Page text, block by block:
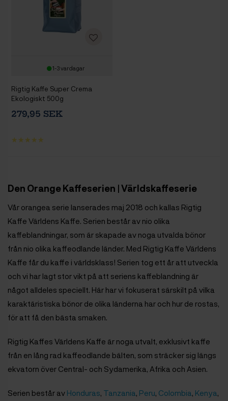
1-3 vardagar
Rigtig Kaffe Super Crema
Ekologiskt 500g
279,95 SEK
Den Orange Kaffeserien | Världskaffeserie
Vår orangea serie lanserades maj 2018 och kallas Rigtig
Kaffe Världens Kaffe. Serien består av nio olika
kaffeblandningar, som är skapade av noga utvalda bönor
från nio olika kaffeodlande länder. Med Rigtig Kaffe Världens
Kaffe får du kaffe i världsklass! Serien tog ett år att utveckla
och vi har lagt stor vikt på att seriens kaffeblandning är
något alldeles speciellt. Här har vi fokuserat särskilt på vilka
karaktäristiska bönor de olika länderna har och hur de rostas,
för att få den bästa smaken.
Rigtig Kaffes Världens Kaffe är noga utvalt, exklusivt kaffe
från en lång rad kaffeodlande bälten, som sträcker sig längs
ekvatorn över Central- och Sydamerika, Afrika och Asien.
Serien består av Honduras, Tanzania, Peru, Colombia, Kenya,